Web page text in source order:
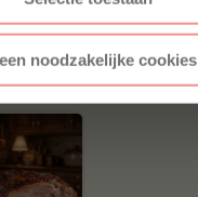
noodzakelijke cookies
€ 30,-